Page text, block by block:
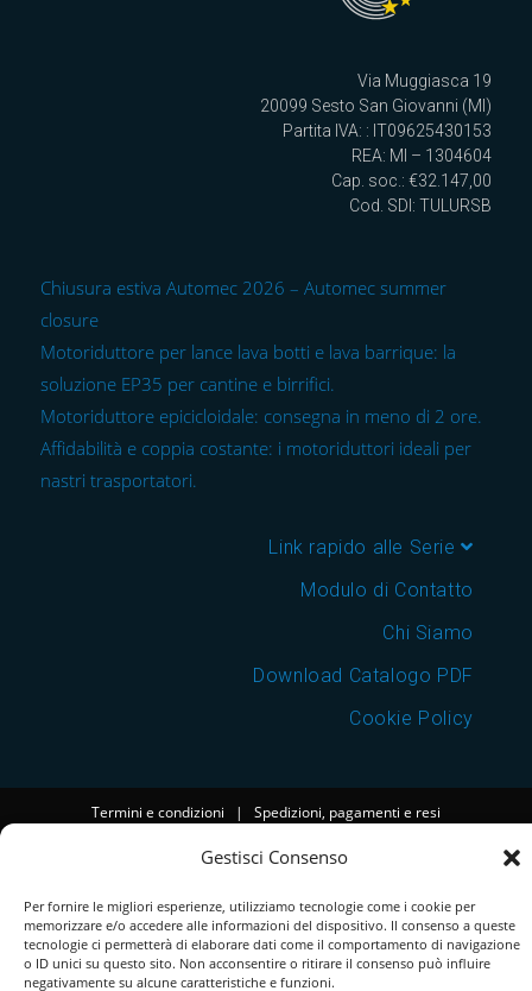
Gestisci Consenso
Per fornire le migliori esperienze, utilizziamo tecnologie come i cookie per
memorizzare e/o accedere alle informazioni del dispositivo. Il consenso a queste
tecnologie ci permetterà di elaborare dati come il comportamento di navigazione
o ID unici su questo sito. Non acconsentire o ritirare il consenso può influire
negativamente su alcune caratteristiche e funzioni.
Via Muggiasca 19
20099 Sesto San Giovanni (MI)
Partita IVA: : IT09625430153
REA: MI – 1304604
Cap. soc.: €32.147,00
Cod. SDI: TULURSB
Chiusura estiva Automec 2026 – Automec summer
closure
Motoriduttore per lance lava botti e lava barrique: la
soluzione EP35 per cantine e birrifici.
Motoriduttore epicicloidale: consegna in meno di 2 ore.
Affidabilità e coppia costante: i motoriduttori ideali per
nastri trasportatori.
Link rapido alle Serie
Modulo di Contatto
Chi Siamo
Download Catalogo PDF
Cookie Policy
Termini e condizioni | Spedizioni, pagamenti e resi